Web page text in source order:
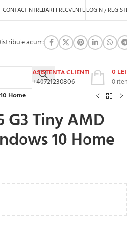
CONTACTINTREBARI FRECVENTE LOGIN /
acum:
ASISTENTA CLIENTI
+40721230806
0
0 LEI
Home
G3 Tiny AMD
10 Home